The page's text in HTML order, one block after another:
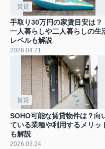
賃貸
手取り30万円の家賃目安は？
一人暮らしや二人暮らしの生
レベルも解説
2026.04.21
賃貸
SOHO可能な賃貸物件は？向
ている業種や利用するメリッ
も解説
2026.03.24